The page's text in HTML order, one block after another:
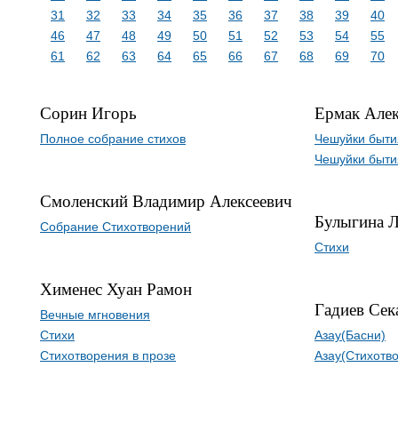
31
32 33 34 35 36 37 38 39
40
46
47 48 49 50 51 52 53 54
55
61
62 63 64 65 66 67 68 69 70
Сорин Игорь
Полное собрание стихов
Смоленский Владимир Алексеевич
Собрание Стихотворений
Хименес Хуан Рамон
Вечные мгновения
Стихи
Стихотворения в прозе
Ермак
Чешуйки
Чешуйки
Булыгина
Стихи
Гадиев
Азау(Басни)